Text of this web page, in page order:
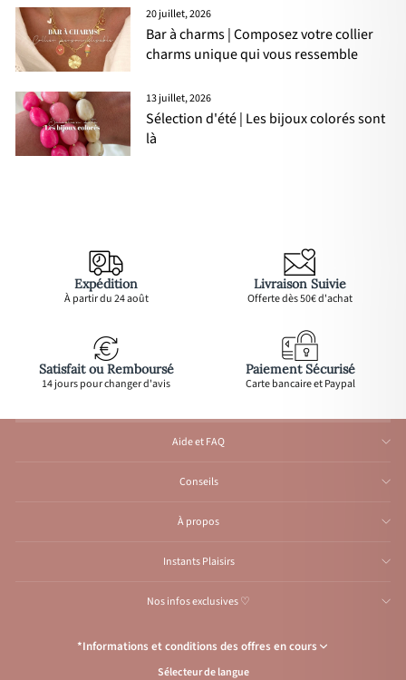
20 juillet, 2026
Bar à charms | Composez votre collier
charms unique qui vous ressemble
13 juillet, 2026
Sélection d'été | Les bijoux colorés sont
là
Expédition
À partir du 24 août
Livraison Suivie
Offerte dès 50€ d'achat
Satisfait ou Remboursé
14 jours pour changer d'avis
Paiement Sécurisé
Carte bancaire et Paypal
Aide et FAQ
Conseils
À propos
Instants Plaisirs
Nos infos exclusives ♡
*Informations et conditions des offres en cours
Congés de l’Atelier du 1er au 23 août inclus: Aucune expédition et
Sélecteur de langue